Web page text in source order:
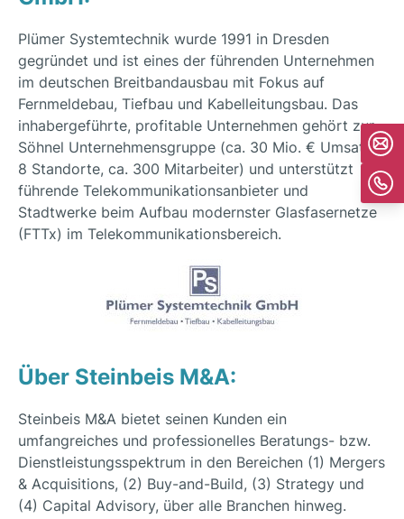
Plümer Systemtechnik wurde 1991 in Dresden
gegründet und ist eines der führenden Unternehmen
im deutschen Breitbandausbau mit Fokus auf
Fernmeldebau, Tiefbau und Kabelleitungsbau. Das
inhabergeführte, profitable Unternehmen gehört zur
Söhnel Unternehmensgruppe (ca. 30 Mio. € Umsatz,
8 Standorte, ca. 300 Mitarbeiter) und unterstützt
führende Telekommunikationsanbieter und
Stadtwerke beim Aufbau modernster Glasfasernetze
(FTTx) im Telekommunikationsbereich.
Über Steinbeis M&A:
Steinbeis M&A bietet seinen Kunden ein
umfangreiches und professionelles Beratungs- bzw.
Dienstleistungsspektrum in den Bereichen (1) Mergers
& Acquisitions, (2) Buy-and-Build, (3) Strategy und
(4) Capital Advisory, über alle Branchen hinweg.